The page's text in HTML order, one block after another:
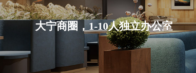
大宁商圈，1-10人独立办公室